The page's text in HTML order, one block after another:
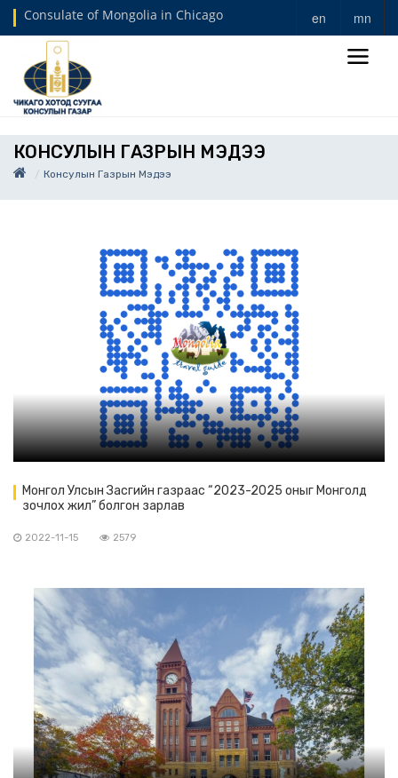
Consulate of Mongolia in Chicago en mn
КОНСУЛЫН ГАЗРЫН МЭДЭЭ
Консулын Газрын Мэдээ
Монгол Улсын Засгийн газраас “2023-2025 оныг Монголд
зочлох жил” болгон зарлав
2022-11-15 2579